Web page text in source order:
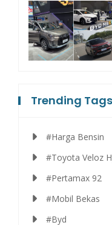
Trending Tags
#Harga Bensin
#Toyota Veloz
#Pertamax 92
#Mobil Bekas
#Byd